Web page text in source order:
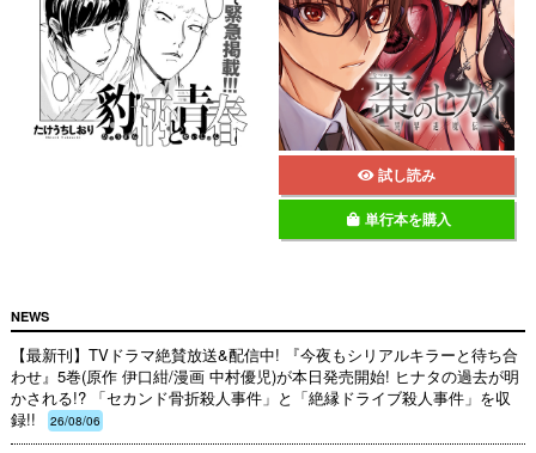
試し読み
単行本を購入
NEWS
【最新刊】TVドラマ絶賛放送&配信中! 『今夜もシリアルキラーと待ち合
わせ』5巻(原作 伊口紺/漫画 中村優児)が本日発売開始! ヒナタの過去が明
かされる!? 「セカンド骨折殺人事件」と「絶縁ドライブ殺人事件」を収
録!!
26/08/06